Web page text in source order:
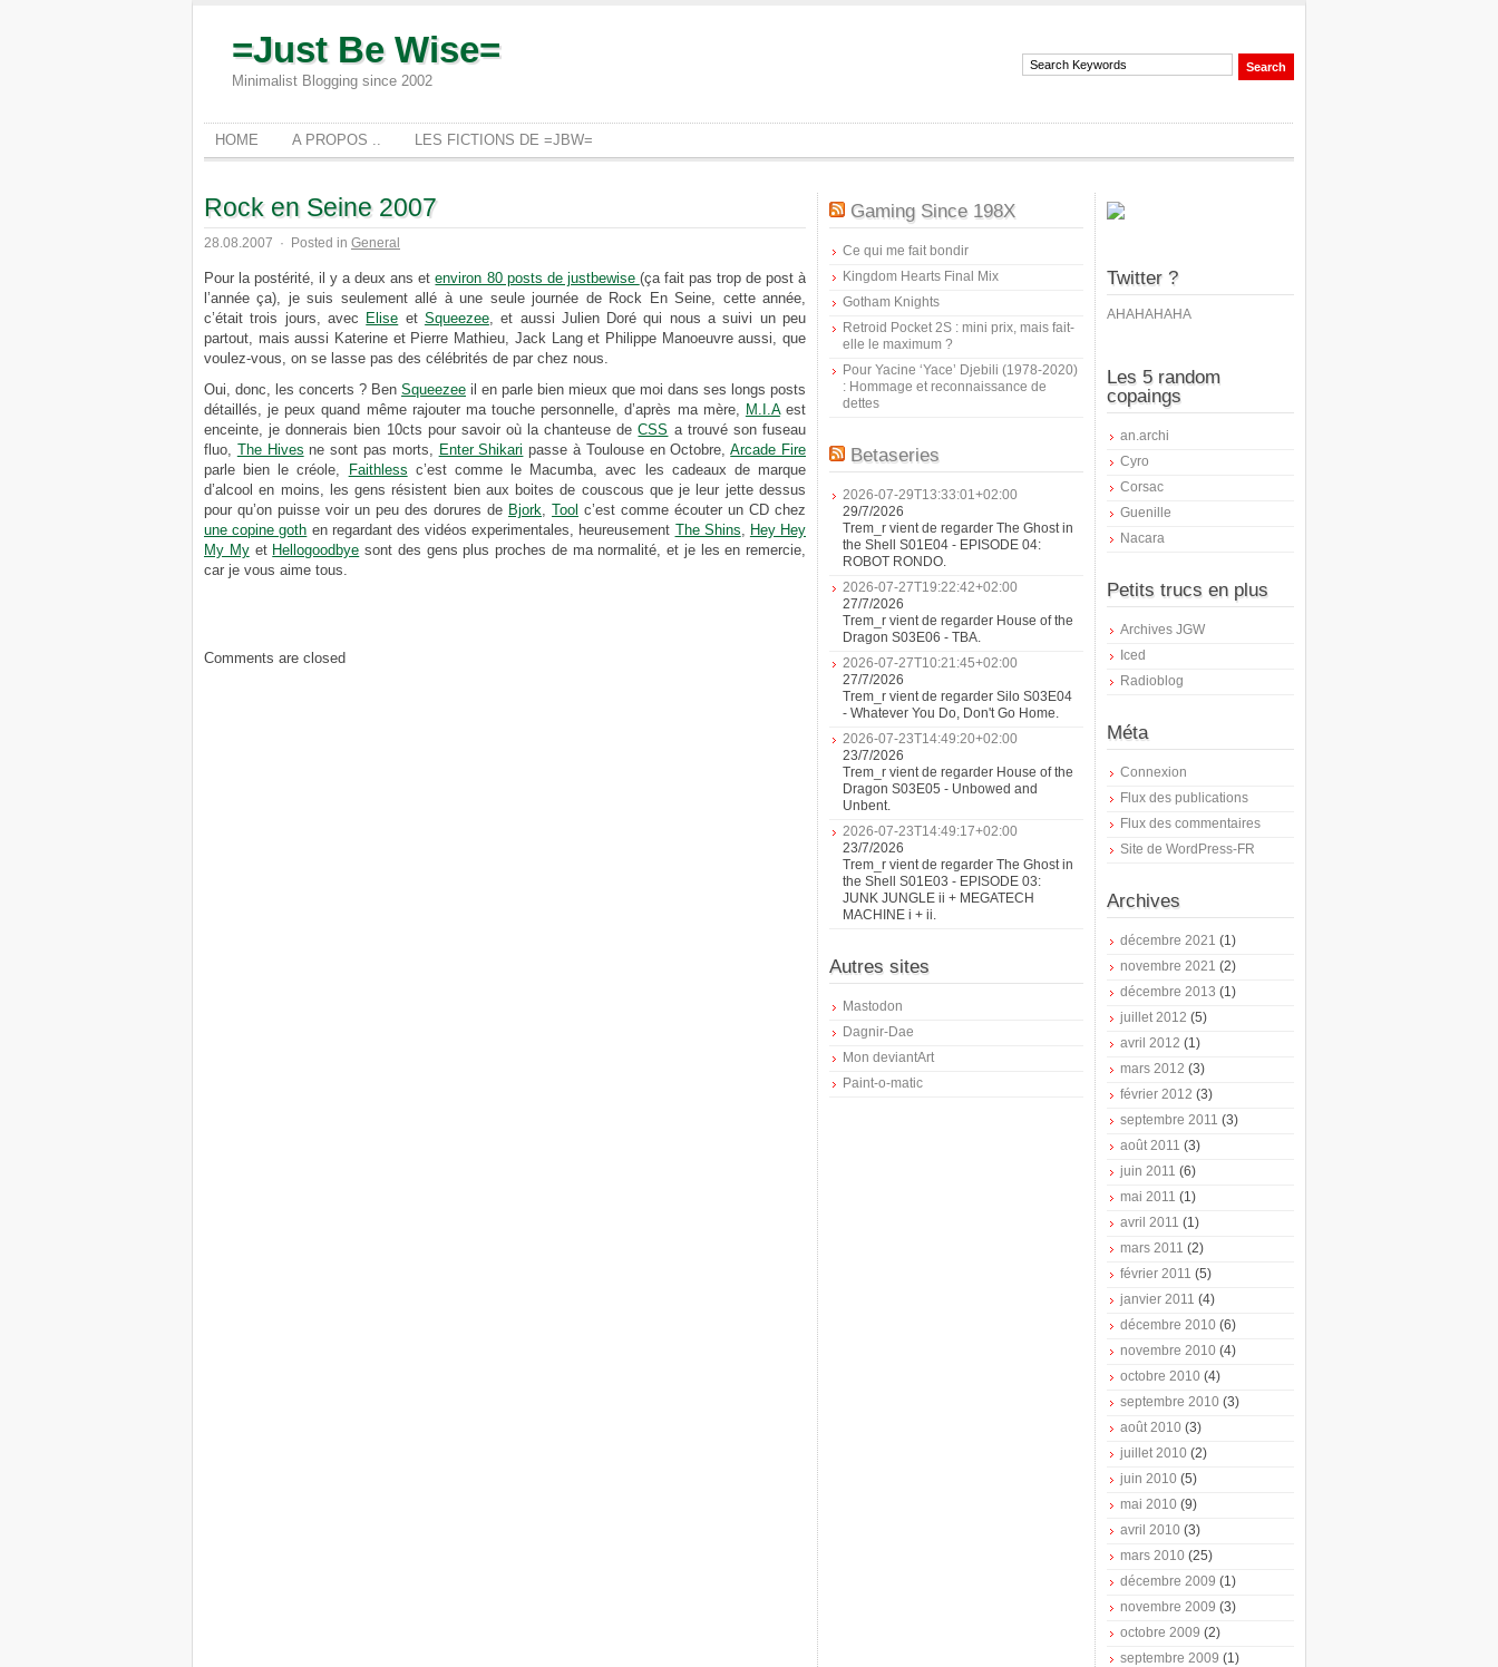
=Just Be Wise=
Minimalist Blogging since 2002
HOME A PROPOS .. LES FICTIONS DE =JBW=
Rock en Seine 2007
28.08.2007 · Posted in General
Pour la postérité, il y a deux ans etenviron 80 posts de justbewise (ça fait pas trop de post à
l’année ça), je suis seulement allé à une seule journée de Rock En Seine, cette année,
c’était trois jours, avec Elise et Squeezee, et aussi Julien Doré qui nous a suivi un peu
partout, mais aussi Katerine et Pierre Mathieu, Jack Lang et Philippe Manoeuvre aussi, que
voulez-vous, on se lasse pas des célébrités de par chez nous.
Oui, donc, les concerts ? Ben Squeezee il en parle bien mieux que moi dans ses longs posts
détaillés, je peux quand même rajouter ma touche personnelle, d’après ma mère, M.I.Aest
enceinte, je donnerais bien 10cts pour savoir où la chanteuse deCSS a trouvé son fuseau
fluo, The Hives ne sont pas morts, Enter Shikari passe à Toulouse en Octobre,Arcade Fire
parle bien le créole,
Faithless c’est comme le Macumba, avec les cadeaux de marque
d’alcool en moins, les gens résistent bien aux boites de couscous que je leur jette dessus
pour qu’on puisse voir un peu des dorures de Bjork, Tool c’est comme écouter un CD chez
une copine goth en regardant des vidéos experimentales, heureusement The Shins, Hey Hey
My Myet Hellogoodbye sont des gens plus proches de ma normalité, et je les en remercie,
car je vous aime tous.
Comments are closed
Gaming Since 198X
Ce qui me fait bondir
Kingdom Hearts Final Mix
Gotham Knights
Retroid Pocket 2S : mini prix, mais fait-
elle le maximum ?
Pour Yacine ‘Yace’ Djebili (1978-2020)
: Hommage et reconnaissance de
dettes
Betaseries
2026-07-29T13:33:01+02:00
29/7/2026
Trem_r vient de regarder The Ghost in
the Shell S01E04 - EPISODE 04:
ROBOT RONDO.
2026-07-27T19:22:42+02:00
27/7/2026
Trem_r vient de regarder House of the
Dragon S03E06 - TBA.
2026-07-27T10:21:45+02:00
27/7/2026
Trem_r vient de regarder Silo S03E04
- Whatever You Do, Don't Go Home.
2026-07-23T14:49:20+02:00
23/7/2026
Trem_r vient de regarder House of the
Dragon S03E05 - Unbowed and
Unbent.
2026-07-23T14:49:17+02:00
23/7/2026
Trem_r vient de regarder The Ghost in
the Shell S01E03 - EPISODE 03:
JUNK JUNGLE ii + MEGATECH
MACHINE i + ii.
Autres sites
Mastodon
Dagnir-Dae
Mon deviantArt
Paint-o-matic
Twitter ?
AHAHAHAHA
Les 5 random
copaings
an.archi
Cyro
Corsac
Guenille
Nacara
Petits trucs en plus
Archives JGW
Iced
Radioblog
Méta
Connexion
Flux des publications
Flux des commentaires
Site de WordPress-FR
Archives
décembre 2021 (1)
novembre 2021 (2)
décembre 2013 (1)
juillet 2012 (5)
avril 2012 (1)
mars 2012 (3)
février 2012 (3)
septembre 2011 (3)
août 2011 (3)
juin 2011 (6)
mai 2011 (1)
avril 2011 (1)
mars 2011 (2)
février 2011 (5)
janvier 2011 (4)
décembre 2010 (6)
novembre 2010 (4)
octobre 2010 (4)
septembre 2010 (3)
août 2010 (3)
juillet 2010 (2)
juin 2010 (5)
mai 2010 (9)
avril 2010 (3)
mars 2010 (25)
décembre 2009 (1)
novembre 2009 (3)
octobre 2009 (2)
septembre 2009 (1)